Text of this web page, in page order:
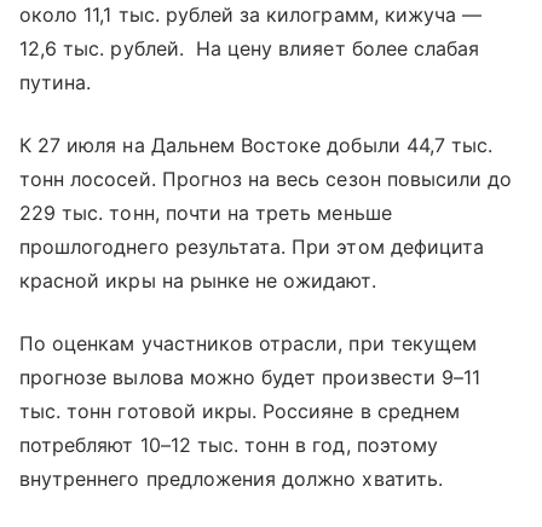
около 11,1 тыс. рублей за килограмм, кижуча —
12,6 тыс. рублей. На цену влияет более слабая
путина.
К 27 июля на Дальнем Востоке добыли 44,7 тыс.
тонн лососей. Прогноз на весь сезон повысили до
229 тыс. тонн, почти на треть меньше
прошлогоднего результата. При этом дефицита
красной икры на рынке не ожидают.
По оценкам участников отрасли, при текущем
прогнозе вылова можно будет произвести 9–11
тыс. тонн готовой икры. Россияне в среднем
потребляют 10–12 тыс. тонн в год, поэтому
внутреннего предложения должно хватить.